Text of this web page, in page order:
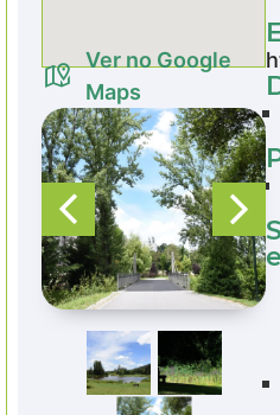
Ver no Google
Maps